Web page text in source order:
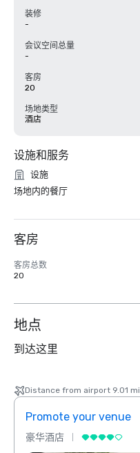
装修
-
会议空间总量
-
客房
20
场地类型
酒店
设施和服务
设施
场地内的餐厅
客房
客房总数
20
地点
到达这里
Distance from airport 9.01 mi
Promote your venue
豪华酒店